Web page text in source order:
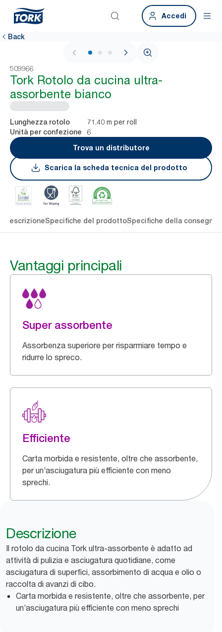
Accedi
Back
1 / 3
509966
Tork Rotolo da cucina ultra-
assorbente bianco
Lunghezza rotolo 71.40 m per roll
Unità per confezione
6
Trova un distributore
Scarica la scheda tecnica del prodotto
DescrizioneSpecifiche del prodottoSpecifiche della consegna
Vantaggi principali
Super assorbente
Assorbenza superiore per risparmiare tempo e
ridurre lo spreco.
Efficiente
Carta morbida e resistente, oltre che assorbente,
per un’asciugatura più efficiente con meno
sprechi.
Descrizione
Il rotolo da cucina Tork ultra-assorbente è adatto ad
attività di pulizia e asciugatura quotidiane, come
asciugatura di superfici, assorbimento di acqua e olio o
raccolta di avanzi di cibo.
Carta morbida e resistente, oltre che assorbente, per
un’asciugatura più efficiente con meno sprechi